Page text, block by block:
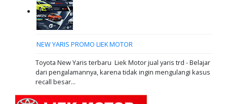
NEW YARIS PROMO LIEK MOTOR
Toyota New Yaris terbaru Liek Motor jual yaris trd - Belajar
dari pengalamannya, karena tidak ingin mengulangi kasus
recall besar...